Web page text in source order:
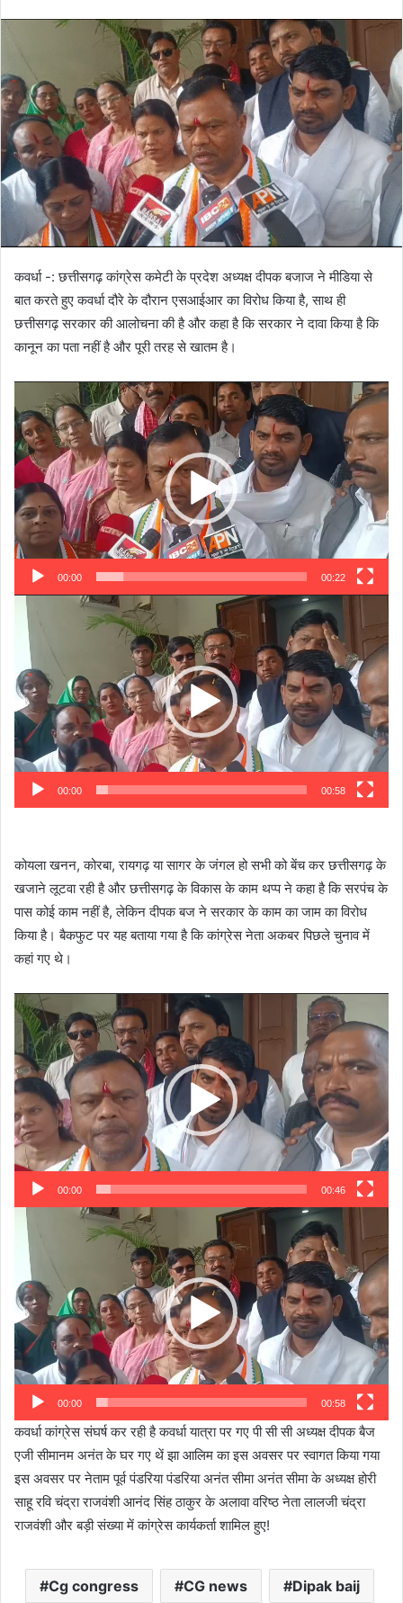
कवर्धा -: छत्तीसगढ़ कांग्रेस कमेटी के प्रदेश अध्यक्ष दीपक बजाज ने मीडिया से
बात करते हुए कवर्धा दौरे के दौरान एसआईआर का विरोध किया है, साथ ही
छत्तीसगढ़ सरकार की आलोचना की है और कहा है कि सरकार ने दावा किया है कि
कानून का पता नहीं है और पूरी तरह से खातम है।
Player
00:00 00:22
Video
Player
00:00 00:58
कोयला खनन, कोरबा, रायगढ़ या सागर के जंगल हो सभी को बेंच कर छत्तीसगढ़ के
खजाने लूटवा रही है और छत्तीसगढ़ के विकास के काम थप्प ने कहा है कि सरपंच के
पास कोई काम नहीं है, लेकिन दीपक बज ने सरकार के काम का जाम का विरोध
किया है। बैकफुट पर यह बताया गया है कि कांग्रेस नेता अकबर पिछले चुनाव में
कहां गए थे।
Video
Player
00:00 00:46
Video
Player
00:00 00:58
कवर्धा कांग्रेस संघर्ष कर रही है कवर्धा यात्रा पर गए पी सी सी अध्यक्ष दीपक बैज
एजी सीमानम अनंत के घर गए थें झा आलिम का इस अवसर पर स्वागत किया गया
इस अवसर पर नेताम पूर्व पंडरिया पंडरिया अनंत सीमा अनंत सीमा के अध्यक्ष होरी
साहू रवि चंद्रा राजवंशी आनंद सिंह ठाकुर के अलावा वरिष्ठ नेता लालजी चंद्रा
राजवंशी और बड़ी संख्या में कांग्रेस कार्यकर्ता शामिल हुए!
Cg congress CG news Dipak baij